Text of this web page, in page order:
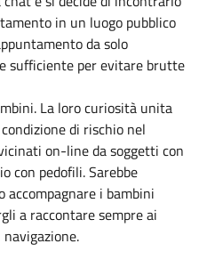
in un luogo pubblico
da solo
sufficiente per evitare brutte
La loro curiosità unita
di rischio nel
on-line da soggetti con
con pedofili. Sarebbe
i bambini
a raccontare sempre ai